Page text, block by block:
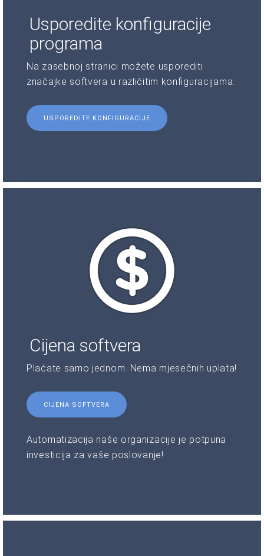
Usporedite konfiguracije
programa
Na zasebnoj stranici možete usporediti
značajke softvera u različitim konfiguracijama.
USPOREDITE KONFIGURACIJE
Cijena softvera
Plaćate samo jednom. Nema mjesečnih uplata!
CIJENA SOFTVERA
Automatizacija naše organizacije je potpuna
investicija za vaše poslovanje!